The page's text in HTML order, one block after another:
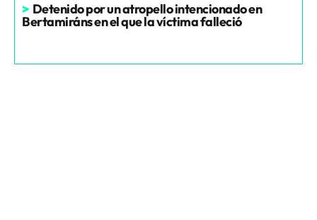
> Detenido por un atropello intencionado en
Bertamiráns en el que la víctima falleció